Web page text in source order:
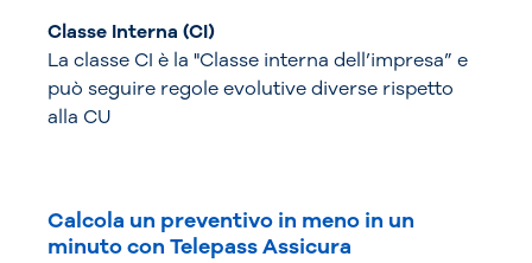
Classe Interna (CI)
La classe CI è la "Classe interna dell’impresa” e
può seguire regole evolutive diverse rispetto
alla CU
Calcola un preventivo in meno in un
minuto con Telepass Assicura